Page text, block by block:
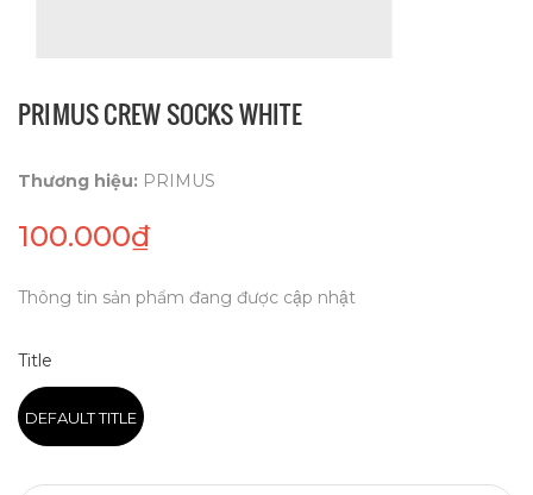
PRIMUS CREW SOCKS WHITE
Thương hiệu: PRIMUS
100.000₫
Thông tin sản phẩm đang được cập nhật
Title
DEFAULT TITLE